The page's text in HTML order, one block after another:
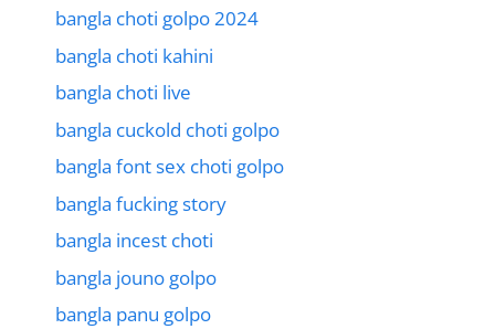
bangla choti golpo 2024
bangla choti kahini
bangla choti live
bangla cuckold choti golpo
bangla font sex choti golpo
bangla fucking story
bangla incest choti
bangla jouno golpo
bangla panu golpo